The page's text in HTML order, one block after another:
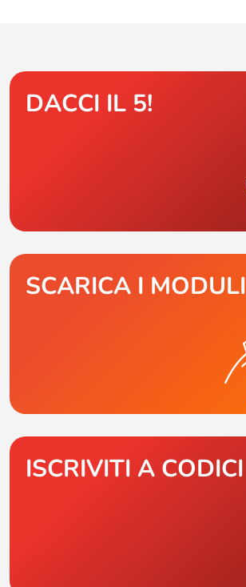
DACCI IL 5!
SCARICA I MODULI
ISCRIVITI A CODICI